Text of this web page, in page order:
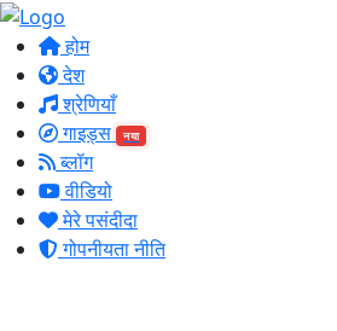
होम
देश
श्रेणियाँ
गाइड्स
नया
ब्लॉग
वीडियो
मेरे पसंदीदा
गोपनीयता नीति